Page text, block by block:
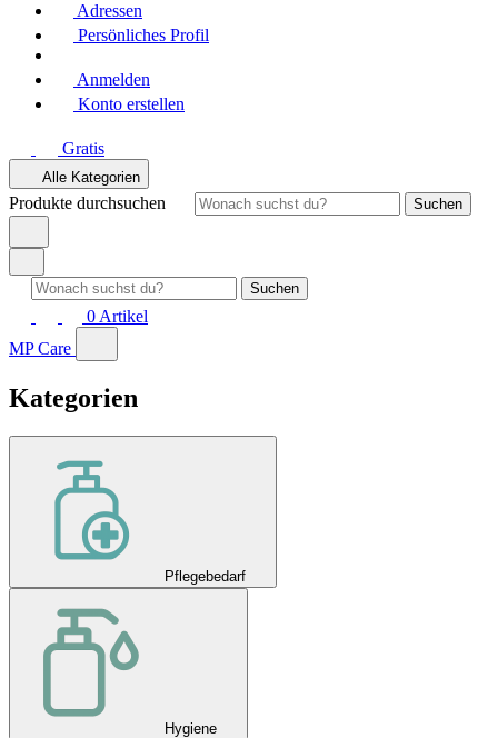
Adressen
Persönliches Profil
Anmelden
Konto erstellen
Gratis
Alle Kategorien
Produkte durchsuchen Suchen
Suchen
0 Artikel
MP Care
Kategorien
Pflegebedarf
Hygiene